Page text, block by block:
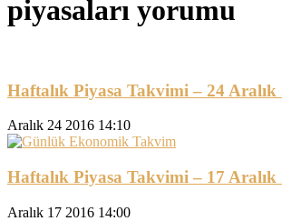
piyasaları yorumu
Haftalık Piyasa Takvimi – 24 Aralık
Aralık 24 2016 14:10
Haftalık Piyasa Takvimi – 17 Aralık
Aralık 17 2016 14:00